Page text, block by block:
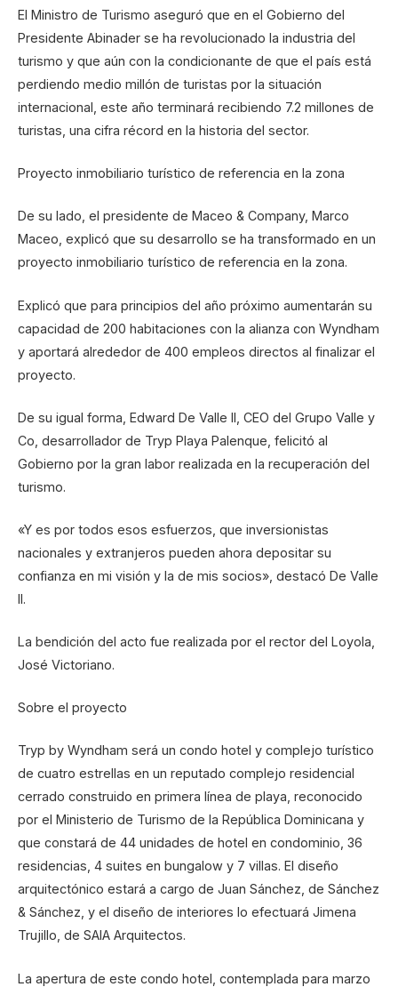
El Ministro de Turismo aseguró que en el Gobierno del
Presidente Abinader se ha revolucionado la industria del
turismo y que aún con la condicionante de que el país está
perdiendo medio millón de turistas por la situación
internacional, este año terminará recibiendo 7.2 millones de
turistas, una cifra récord en la historia del sector.
Proyecto inmobiliario turístico de referencia en la zona
De su lado, el presidente de Maceo & Company, Marco
Maceo, explicó que su desarrollo se ha transformado en un
proyecto inmobiliario turístico de referencia en la zona.
Explicó que para principios del año próximo aumentarán su
capacidad de 200 habitaciones con la alianza con Wyndham
y aportará alrededor de 400 empleos directos al finalizar el
proyecto.
De su igual forma, Edward De Valle II, CEO del Grupo Valle y
Co, desarrollador de Tryp Playa Palenque, felicitó al
Gobierno por la gran labor realizada en la recuperación del
turismo.
«Y es por todos esos esfuerzos, que inversionistas
nacionales y extranjeros pueden ahora depositar su
confianza en mi visión y la de mis socios», destacó De Valle
II.
La bendición del acto fue realizada por el rector del Loyola,
José Victoriano.
Sobre el proyecto
Tryp by Wyndham será un condo hotel y complejo turístico
de cuatro estrellas en un reputado complejo residencial
cerrado construido en primera línea de playa, reconocido
por el Ministerio de Turismo de la República Dominicana y
que constará de 44 unidades de hotel en condominio, 36
residencias, 4 suites en bungalow y 7 villas. El diseño
arquitectónico estará a cargo de Juan Sánchez, de Sánchez
& Sánchez, y el diseño de interiores lo efectuará Jimena
Trujillo, de SAIA Arquitectos.
La apertura de este condo hotel, contemplada para marzo